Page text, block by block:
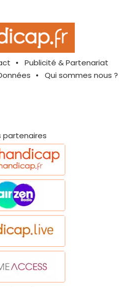
Publicité & Partenariat
Qui sommes nous ?
partenaires